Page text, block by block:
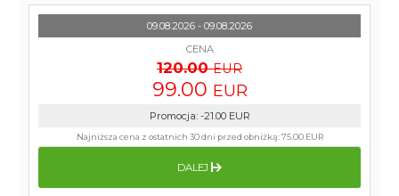
09.08.2026 - 09.08.2026
CENA
120.00 EUR
99.00 EUR
Promocja: -21.00 EUR
Najniższa cena z ostatnich 30 dni przed obniżką:75.00 EUR
DALEJ